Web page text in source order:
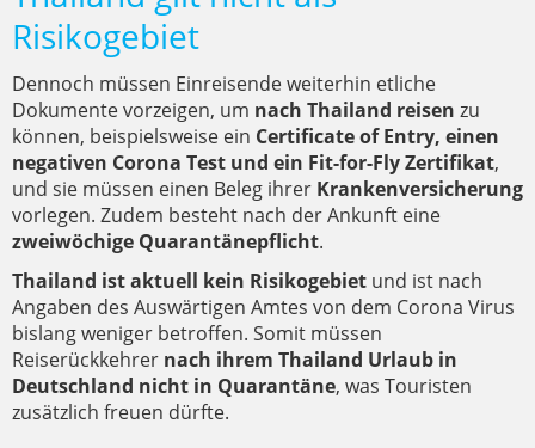
Risikogebiet
Dennoch müssen Einreisende weiterhin etliche
Dokumente vorzeigen, um nach Thailand reisen zu
können, beispielsweise ein Certificate of Entry, einen
negativen Corona Test und ein Fit-for-Fly Zertifikat,
und sie müssen einen Beleg ihrer Krankenversicherung
vorlegen. Zudem besteht nach der Ankunft eine
zweiwöchige Quarantänepflicht.
Thailand ist aktuell kein Risikogebiet und ist nach
Angaben des Auswärtigen Amtes von dem Corona Virus
bislang weniger betroffen. Somit müssen
Reiserückkehrer nach ihrem Thailand Urlaub in
Deutschland nicht in Quarantäne, was Touristen
zusätzlich freuen dürfte.